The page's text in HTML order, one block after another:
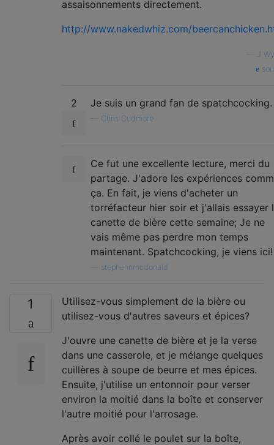
assaisonnements directement.
http://www.nakedwhiz.com/
J
2 Je suis un grand fan de spatchcocking.
Chris Cudmore
Ce fut une excellente lecture, merci du
partage. J'adore les expériences
ça. En fait, je viens d'acheter un
torréfacteur hier soir et j'allais essayer
canette de bière cette semaine; Je ne
vais même pas perdre mon temps
maintenant. Spatchcocking, je viens ici!
stephennmcdonald
1
Utilisez-vous simplement de la bière ou
utilisez-vous d'autres saveurs et épices?
J'ouvre une canette de bière et je la verse
dans une casserole, et je mélange quelques
cuillères à soupe de beurre et mes épices.
Ensuite, j'utilise un entonnoir pour verser
environ la moitié dans la boîte et conserver
l'autre moitié pour l'arrosage.
Après avoir collé le poulet sur la boîte,